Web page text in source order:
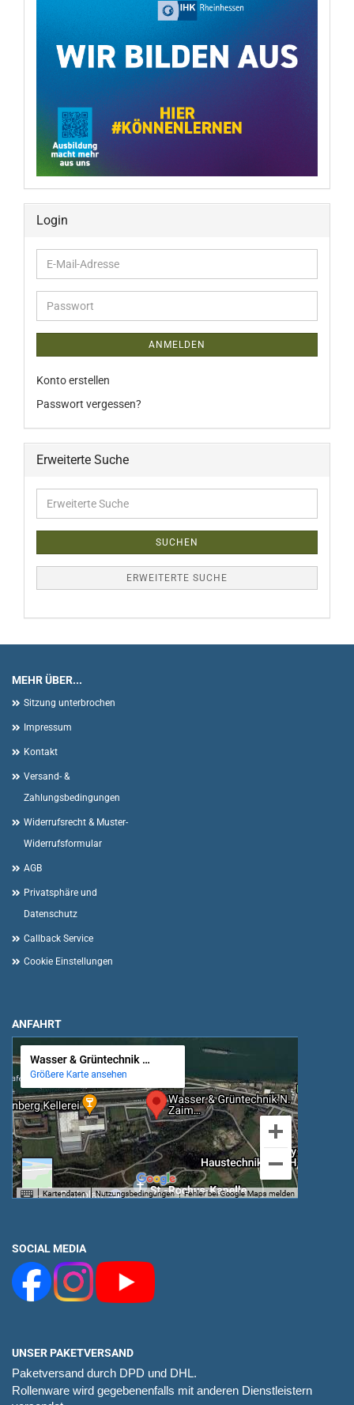
Login
E-
Mail-
Adresse
Passwort
ANMELDEN
Konto erstellen
Passwort vergessen?
Erweiterte Suche
Suche
SUCHEN
ERWEITERTE SUCHE
MEHR ÜBER...
Sitzung unterbrochen
Impressum
Kontakt
Versand- &
Zahlungsbedingungen
Widerrufsrecht & Muster-
Widerrufsformular
AGB
Privatsphäre und
Datenschutz
Callback Service
Cookie Einstellungen
ANFAHRT
SOCIAL MEDIA
UNSER PAKETVERSAND
Paketversand durch DPD und DHL.
Rollenware wird gegebenenfalls mit anderen Dienstleistern